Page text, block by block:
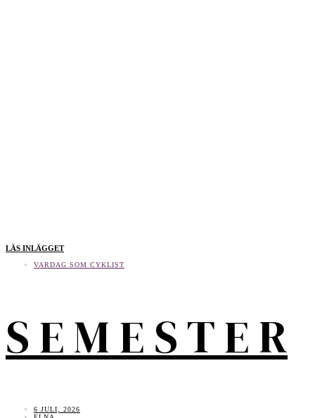
LÄS INLÄGGET
VARDAG SOM CYKLIST
S E M E S T E R
6 JULI, 2026